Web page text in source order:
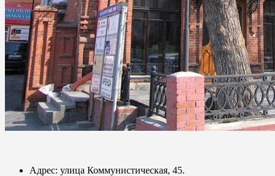
Адрес: улица Коммунистическая, 45.